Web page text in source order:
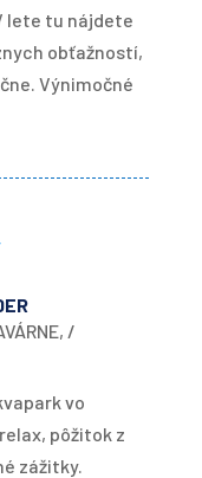
lete tu nájdete
obťažností,
Výnimočné
, /
vo
pôžitok z
zážitky.